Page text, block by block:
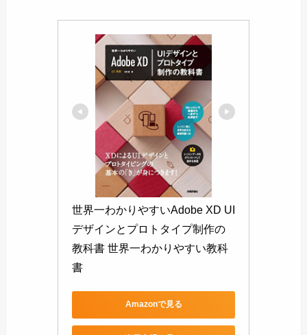
世界一わかりやすいAdobe XD UI
デザインとプロトタイプ制作の
教科書 世界一わかりやすい教科
書
Amazonで見る